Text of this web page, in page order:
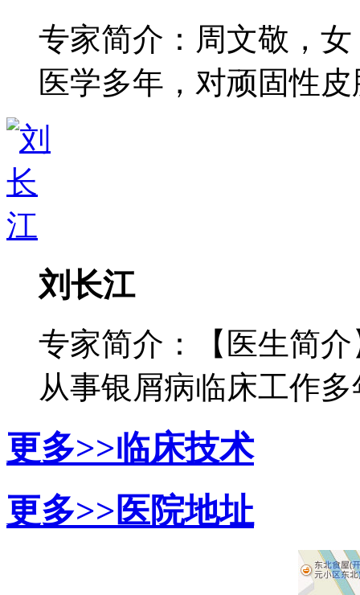
专家简介：周文敬，
医学多年，对顽固性皮
刘长江
专家简介：【医生简
从事银屑病临床工作多
更多>>临床技术
更多>>医院地址